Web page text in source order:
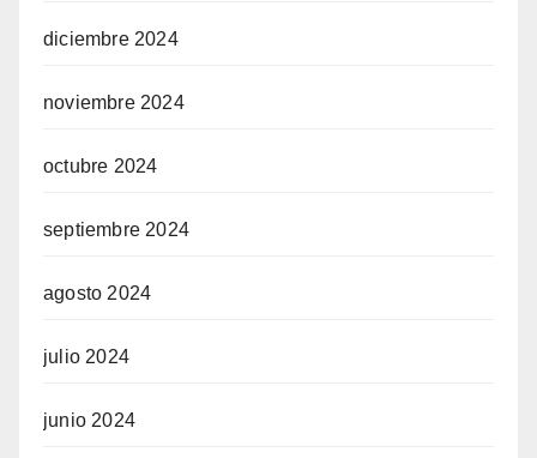
diciembre 2024
noviembre 2024
octubre 2024
septiembre 2024
agosto 2024
julio 2024
junio 2024